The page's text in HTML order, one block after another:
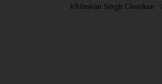
Khilawan Singh Chouhan